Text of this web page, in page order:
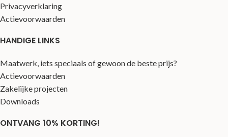
Privacyverklaring
Actievoorwaarden
HANDIGE LINKS
Maatwerk, iets speciaals of gewoon de beste prijs?
Actievoorwaarden
Zakelijke projecten
Downloads
ONTVANG 10% KORTING!